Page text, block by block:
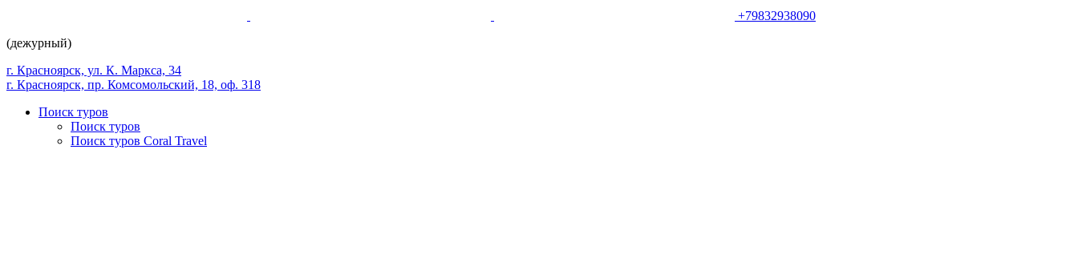
+79832938090
(дежурный)
г. Красноярск, ул. К. Маркса, 34
г. Красноярск, пр. Комсомольский, 18, оф. 318
Поиск туров
Поиск туров
Поиск туров Coral Travel